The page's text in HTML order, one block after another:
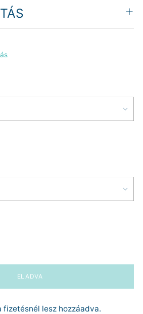
ELADVA
fizetésnél lesz hozzáadva.